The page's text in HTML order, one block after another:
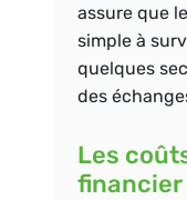
assure que
simple à
quelques
des
Les
financier